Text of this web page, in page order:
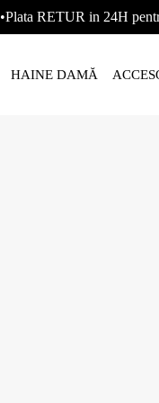
•Plata RETUR in 24H
HAINE DAMĂ